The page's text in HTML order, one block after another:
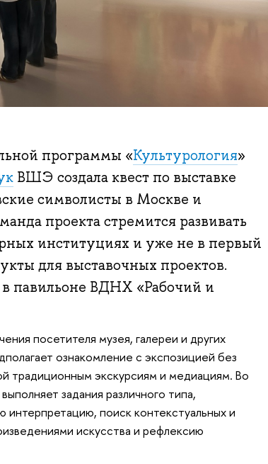
программы «Культурология»
ВШЭ создала квест по выставке
символисты в Москве и
проекта стремится развивать
институциях и уже не в первый
для выставочных проектов.
павильоне ВДНХ «Рабочий и
посетителя музея, галереи и других
ознакомление с экспозицией без
традиционным экскурсиям и медиациям. Во
задания различного типа,
поиск контекстуальных и
искусства и рефлексию